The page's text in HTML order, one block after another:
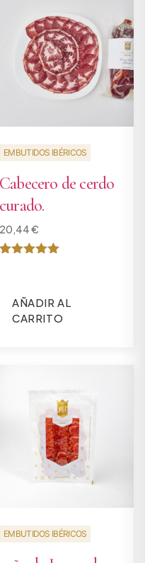
EMBUTIDOS IBÉRICOS
Cabecero de cerdo
curado.
20,44€
de 5AÑADIR AL
CARRITO
EMBUTIDOS IBÉRICOS